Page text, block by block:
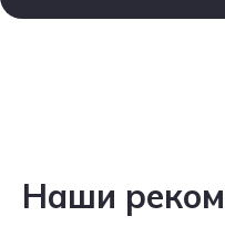
Наши